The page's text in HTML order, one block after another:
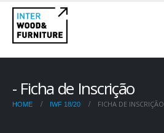
Ficha de Inscrição
HOME IWF 18/20 FICHA DE INSCRIÇÃO